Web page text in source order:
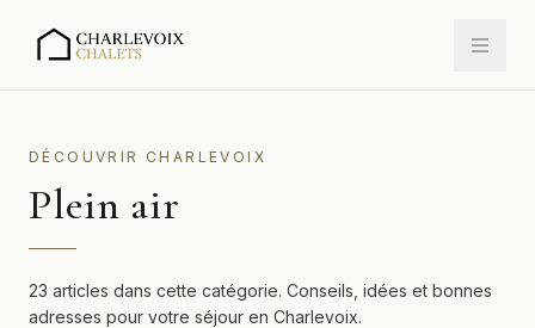
DÉCOUVRIR CHARLEVOIX
Plein air
23 articles dans cette catégorie. Conseils, idées et bonnes
adresses pour votre séjour en Charlevoix.